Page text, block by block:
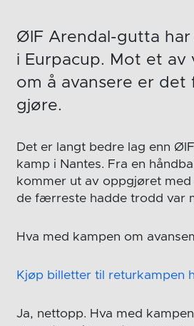
ØIF Arendal-gutta
i Eurpacup. Mot et av
om å avansere er
gjøre.
Det er langt bedre lag enn
kamp i Nantes. Fra en
kommer ut av oppgjøret
de færreste hadde trodd var
Hva med kampen om
Kjøp billetter til returkampen
Ja, nettopp. Hva med